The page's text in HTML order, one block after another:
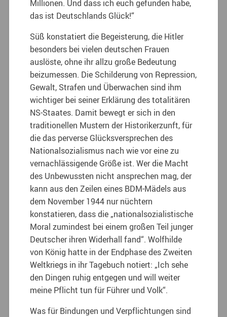
Millionen. Und dass ich euch gefunden habe,
das ist Deutschlands Glück!“
Süß konstatiert die Begeisterung, die Hitler
besonders bei vielen deutschen Frauen
auslöste, ohne ihr allzu große Bedeutung
beizumessen. Die Schilderung von Repression,
Gewalt, Strafen und Überwachen sind ihm
wichtiger bei seiner Erklärung des totalitären
NS-Staates. Damit bewegt er sich in den
traditionellen Mustern der Historikerzunft, für
die das perverse Glücksversprechen des
Nationalsozialismus nach wie vor eine zu
vernachlässigende Größe ist. Wer die Macht
des Unbewussten nicht ansprechen mag, der
kann aus den Zeilen eines BDM-Mädels aus
dem November 1944 nur nüchtern
konstatieren, dass die „nationalsozialistische
Moral zumindest bei einem großen Teil junger
Deutscher ihren Widerhall fand“. Wolfhilde
von König hatte in der Endphase des Zweiten
Weltkriegs in ihr Tagebuch notiert: „Ich sehe
den Dingen ruhig entgegen und will weiter
meine Pflicht tun für Führer und Volk“.
Was für Bindungen und Verpflichtungen sind